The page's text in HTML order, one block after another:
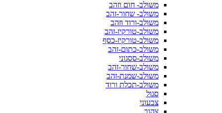
משולב- חום וזהב
משולב- שחור-זהב
משולב-ורוד וזהב
משולב-טורקיז-זהב
משולב-טורקיז-כסף
משולב-כתום-זהב
משולב-ססגוני
משולב-שחור-זהב
משולב-שמנת-זהב
משולב-תכלת ורוד
סגול
צבעוני
צהוב